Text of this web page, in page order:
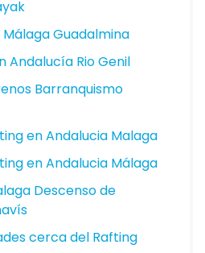
Guadalmina
Andalucía Rio Genil
Barranquismo
en Andalucia Malaga
en Andalucia Málaga
Descenso de
cerca del Rafting